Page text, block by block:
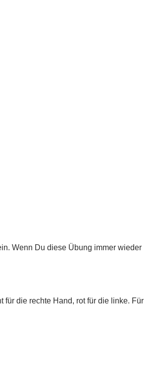
Wenn Du diese Übung immer wieder
die rechte Hand, rot für die linke. Für